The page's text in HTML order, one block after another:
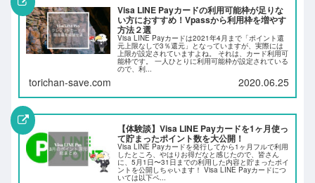
Visa LINE Payカードの利用可能枠が足りな
い方におすすめ！Vpassから利用枠を増やす
方法２選
Visa LINE Payカードは2021年4月まで「ポイント還
元上限なしで3％還元」となっていますが、実際には
上限が設定されていますよね。 それは、カード利用可
能枠です。 一人ひとりに利用可能枠が設定されている
ので、利...
torichan-save.com 2020.06.25
【体験談】Visa LINE Payカードを1ヶ月使っ
て貯まったポイント数を大公開！
Visa LINE Payカードを発行してから1ヶ月フルで利用
したところ、やはりお得だなと感じたので、皆さん
に、5月1日〜31日までの利用した内容と貯まったポイ
ントを公開しちゃいます！ Visa LINE Payカードにつ
いては以下ペ...